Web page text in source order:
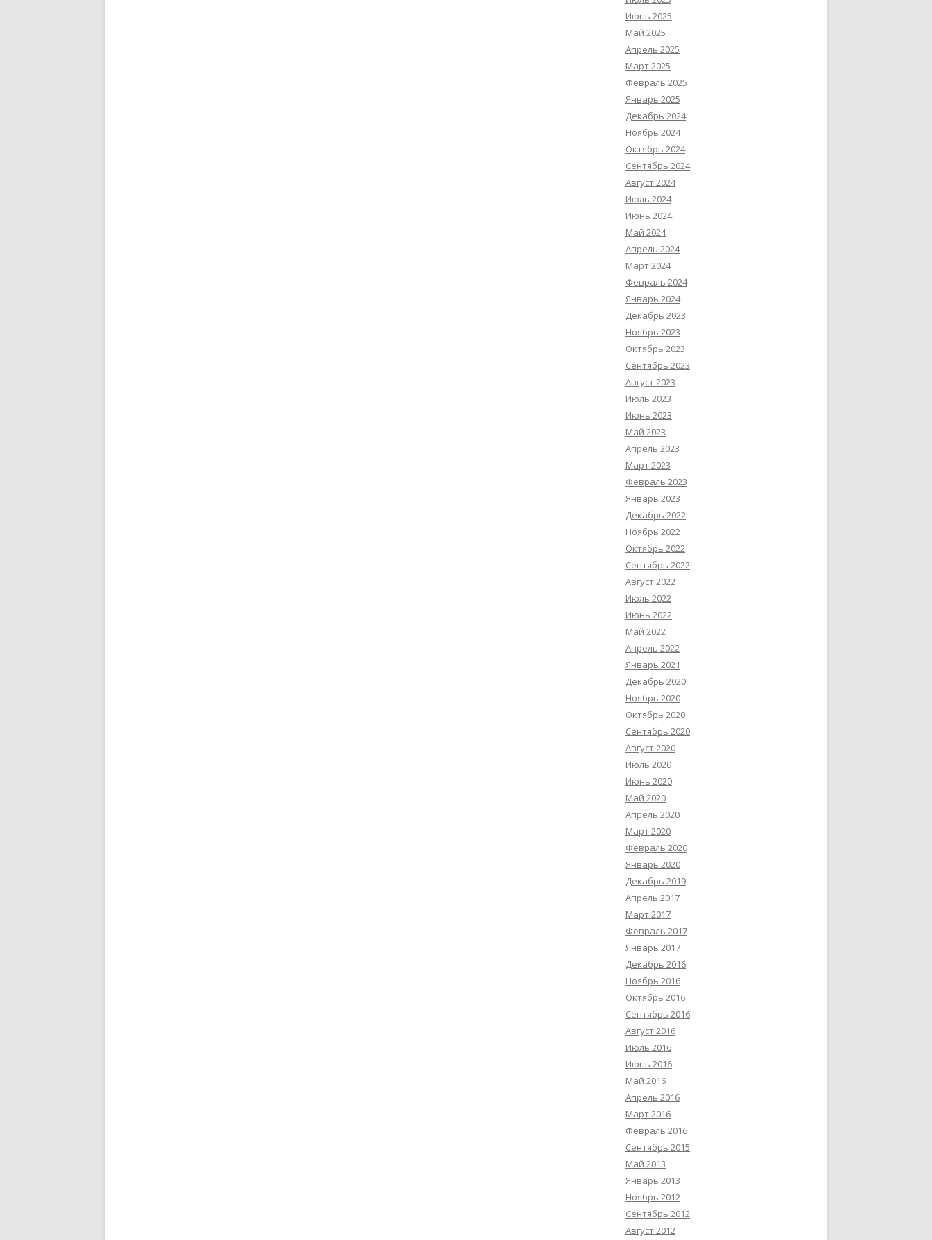
Июнь 2025
Май 2025
Апрель 2025
Март 2025
Февраль 2025
Январь 2025
Декабрь 2024
Ноябрь 2024
Октябрь 2024
Сентябрь 2024
Август 2024
Июль 2024
Июнь 2024
Май 2024
Апрель 2024
Март 2024
Февраль 2024
Январь 2024
Декабрь 2023
Ноябрь 2023
Октябрь 2023
Сентябрь 2023
Август 2023
Июль 2023
Июнь 2023
Май 2023
Апрель 2023
Март 2023
Февраль 2023
Январь 2023
Декабрь 2022
Ноябрь 2022
Октябрь 2022
Сентябрь 2022
Август 2022
Июль 2022
Июнь 2022
Май 2022
Апрель 2022
Январь 2021
Декабрь 2020
Ноябрь 2020
Октябрь 2020
Сентябрь 2020
Август 2020
Июль 2020
Июнь 2020
Май 2020
Апрель 2020
Март 2020
Февраль 2020
Январь 2020
Декабрь 2019
Апрель 2017
Март 2017
Февраль 2017
Январь 2017
Декабрь 2016
Ноябрь 2016
Октябрь 2016
Сентябрь 2016
Август 2016
Июль 2016
Июнь 2016
Май 2016
Апрель 2016
Март 2016
Февраль 2016
Сентябрь 2015
Май 2013
Январь 2013
Ноябрь 2012
Сентябрь 2012
Август 2012